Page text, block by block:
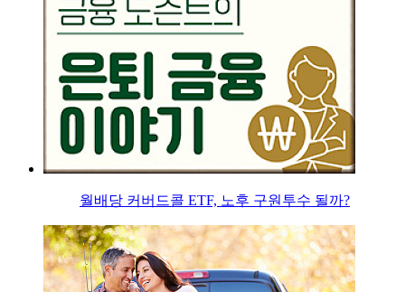
월배당 커버드콜 ETF, 노후 구원투수 될까?